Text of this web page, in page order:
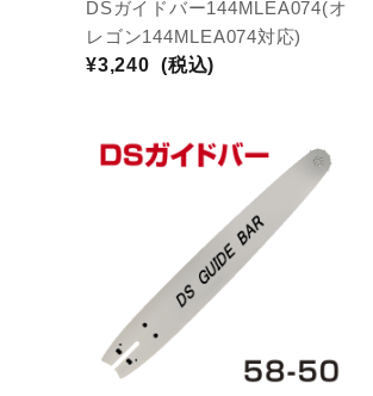
DSガイドバー144MLEA074(オ
レゴン144MLEA074対応)
¥3,240 (税込)